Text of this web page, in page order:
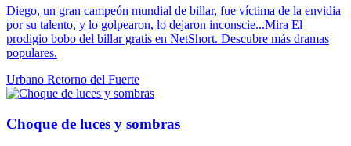
Diego, un gran campeón mundial de billar, fue víctima de la envidia
por su talento, y lo golpearon, lo dejaron inconscie...Mira El
prodigio bobo del billar gratis en NetShort. Descubre más dramas
populares.
Urbano Retorno del Fuerte
Choque de luces y sombras